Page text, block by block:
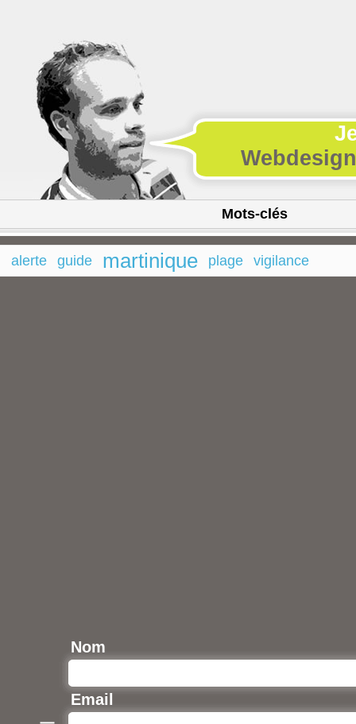
Mots-clés
alerte guide martinique plage vigilance
Nom
Email